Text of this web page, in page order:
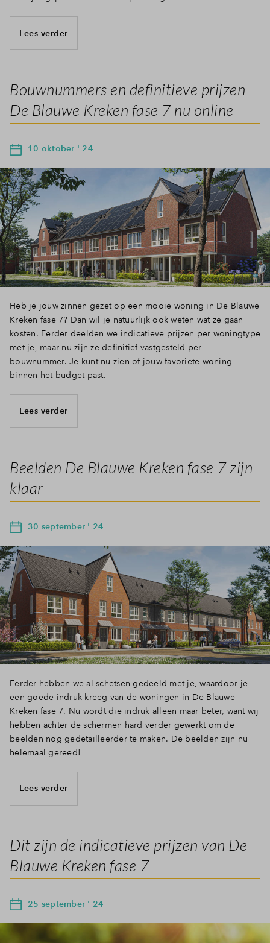
Lees verder
Bouwnummers en definitieve prijzen
De Blauwe Kreken fase 7 nu online
10 oktober ' 24
Heb je jouw zinnen gezet op een mooie woning in De Blauwe
Kreken fase 7? Dan wil je natuurlijk ook weten wat ze gaan
kosten. Eerder deelden we indicatieve prijzen per woningtype
met je, maar nu zijn ze definitief vastgesteld per
bouwnummer. Je kunt nu zien of jouw favoriete woning
binnen het budget past.
Lees verder
Beelden De Blauwe Kreken fase 7 zijn
klaar
30 september ' 24
Eerder hebben we al schetsen gedeeld met je, waardoor je
een goede indruk kreeg van de woningen in De Blauwe
Kreken fase 7. Nu wordt die indruk alleen maar beter, want wij
hebben achter de schermen hard verder gewerkt om de
beelden nog gedetailleerder te maken. De beelden zijn nu
helemaal gereed!
Lees verder
Dit zijn de indicatieve prijzen van De
Blauwe Kreken fase 7
25 september ' 24